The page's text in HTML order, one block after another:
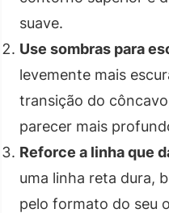
suave.
Use sombras para
levemente mais
transição do
parecer mais
Reforce a linha que
uma linha reta dura,
pelo formato do seu